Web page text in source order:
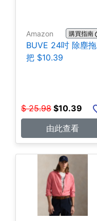
Amazon 購買指南
BUVE 24吋 除塵拖
把 $10.39
$ 25.98 $10.39
由此查看